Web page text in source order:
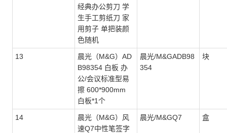
经典办公剪刀 学
生手工剪纸刀 家
用剪子 单把装颜
色随机
13
晨光（M&G）AD
B98354 白板 办
公/会议标准型易
擦 600*900mm
白板*1个
晨光/M&GADB98
354
块
14
晨光（M&G）风
速Q7中性笔签字
晨光/M&GQ7 盒